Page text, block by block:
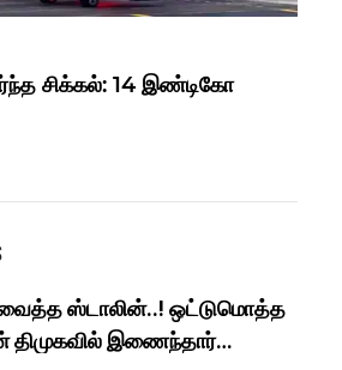
சிக்கல்: 14 இண்டிகோ
வைத்த ஸ்டாலின்..! ஒட்டுமொத்த
இணைந்தார்